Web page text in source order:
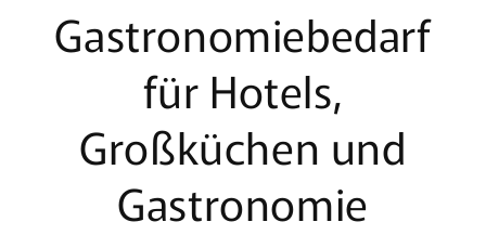
Gastronomiebedarf
für Hotels,
Großküchen und
Gastronomie